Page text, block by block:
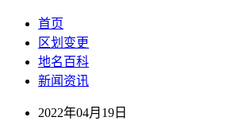
首页
区划变更
地名百科
新闻资讯
2022年04月19日